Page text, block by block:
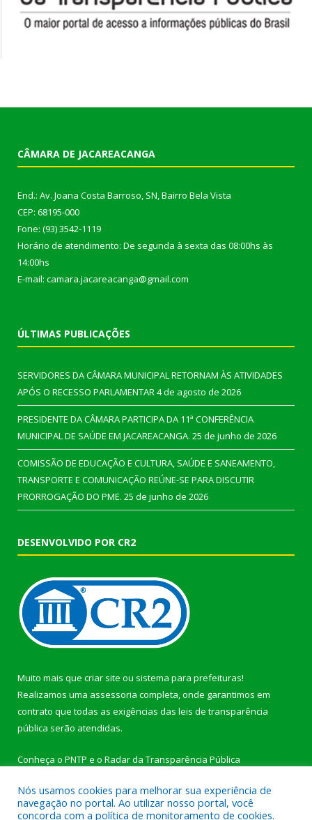
CÂMARA DE JACAREACANGA
End.: Av. Joana Costa Barroso, SN, Bairro Bela Vista
CEP: 68195-000
Fone: (93) 3542-1119
Horário de atendimento: De segunda à sexta das 08:00hs às
14:00hs
E-mail: camara.jacareacanga@gmail.com
ÚLTIMAS PUBLICAÇÕES
SERVIDORES DA CÂMARA MUNICIPAL RETORNAM ÀS ATIVIDADES
APÓS O RECESSO PARLAMENTAR4 de agosto de 2026
PRESIDENTE DA CÂMARA PARTICIPA DA 11ª CONFERÊNCIA
MUNICIPAL DE SAÚDE EM JACAREACANGA. 25 de junho de 2026
COMISSÃO DE EDUCAÇÃO E CULTURA, SAÚDE E SANEAMENTO,
TRANSPORTE E COMUNICAÇÃO REÚNE-SE PARA DISCUTIR
PRORROGAÇÃO DO PME. 25 de junho de 2026
DESENVOLVIDO POR CR2
Muito mais que criar site ou sistema para prefeituras!
Realizamos uma assessoria completa, onde garantimos em
contrato que todas as exigências das leis de transparência
pública serão atendidas.
Conheça o PNTP e o Radar da Transparência Pública
Nós usamos cookies para melhorar sua experiência de
navegação no portal. Ao utilizar nosso portal, você
concorda com a política de monitoramento de cookies.